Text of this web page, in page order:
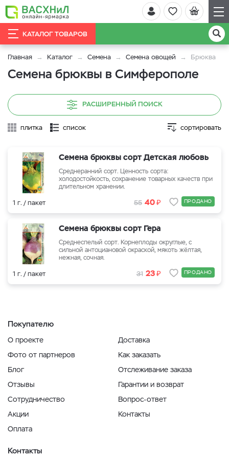
КАТАЛОГ ТОВАРОВ
Главная Каталог Семена Семена овощей Брюква
Семена брюквы в Симферополе
РАСШИРЕННЫЙ ПОИСК
плитка список сортировать
Семена брюквы сорт Детская любовь
Среднеранний сорт. Ценность сорта:
холодостойкость, сохранение товарных качеств при
длительном хранении.
1 г. / пакет 55 40₽ ПРОДАНО
Семена брюквы сорт Гера
Среднеспелый сорт. Корнеплоды округлые, с
сильной антоциановой окраской, мякоть жёлтая,
нежная, сочная.
1 г. / пакет 31 23₽ ПРОДАНО
Покупателю
О проекте
Фото от партнеров
Блог
Отзывы
Сотрудничество
Акции
Оплата
Доставка
Как заказать
Отслеживание заказа
Гарантии и возврат
Вопрос-ответ
Контакты
Контакты